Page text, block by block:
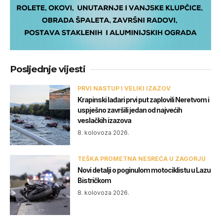
Posljednje vijesti
PRVI NASTUP I VELIKI IZAZOV
Krapinski lađari prvi put zaplovili Neretvom i
uspješno završili jedan od najvećih
veslačkih izazova
8. kolovoza 2026.
TEŠKA PROMETNA NESREĆA U ZAGORJU
Novi detalji o poginulom motociklistu u Lazu
Bistričkom
8. kolovoza 2026.